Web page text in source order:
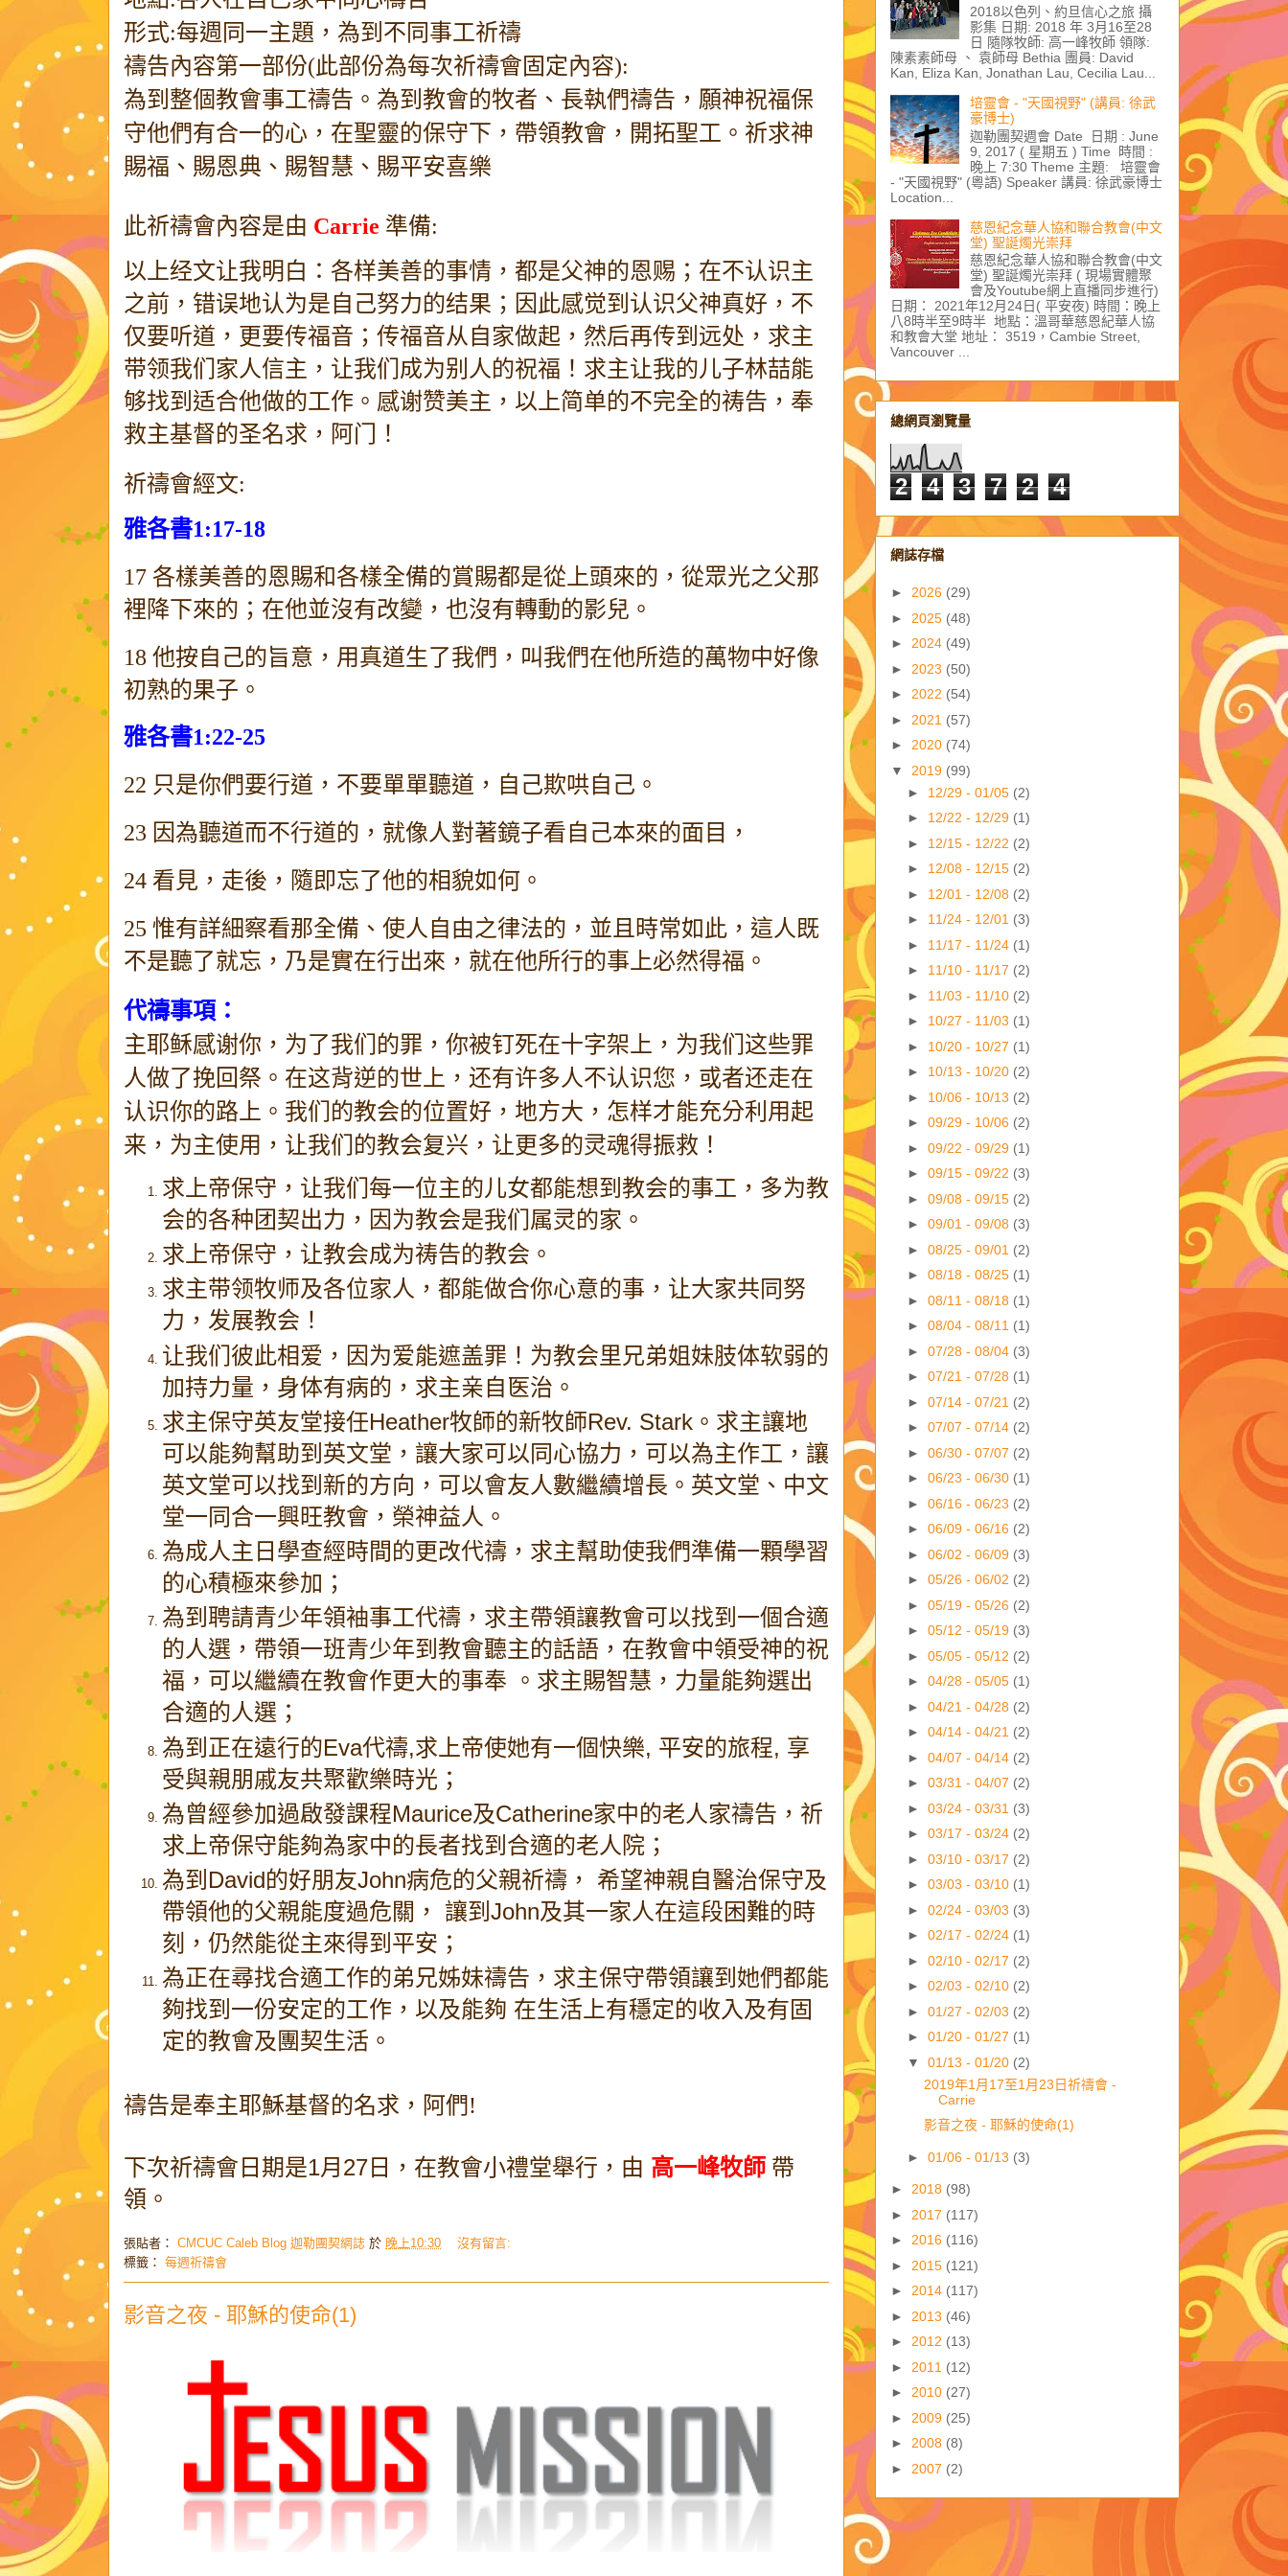
形式:每週同一主題，為到不同事工祈禱
禱告內容第一部份(此部份為每次祈禱會固定內容):
為到整個教會事工禱告。為到教會的牧者、長執們禱告，願神祝福保
守他們有合一的心，在聖靈的保守下，帶領教會，開拓聖工。祈求神
賜福、賜恩典、賜智慧、賜平安喜樂
此祈禱會內容是由 Carrie 準備:
以上经文让我明白：各样美善的事情，都是父神的恩赐；在不认识主
之前，错误地认为是自己努力的结果；因此感觉到认识父神真好，不
仅要听道，更要传福音；传福音从自家做起，然后再传到远处，求主
带领我们家人信主，让我们成为别人的祝福！求主让我的儿子林喆能
够找到适合他做的工作。感谢赞美主，以上简单的不完全的祷告，奉
救主基督的圣名求，阿门！
祈禱會經文:
雅各書1:17-18
17 各樣美善的恩賜和各樣全備的賞賜都是從上頭來的，從眾光之父那
裡降下來的；在他並沒有改變，也沒有轉動的影兒。
18 他按自己的旨意，用真道生了我們，叫我們在他所造的萬物中好像
初熟的果子。
雅各書1:22-25
22 只是你們要行道，不要單單聽道，自己欺哄自己。
23 因為聽道而不行道的，就像人對著鏡子看自己本來的面目，
24 看見，走後，隨即忘了他的相貌如何。
25 惟有詳細察看那全備、使人自由之律法的，並且時常如此，這人既
不是聽了就忘，乃是實在行出來，就在他所行的事上必然得福。
代禱事項：
主耶稣感谢你，为了我们的罪，你被钉死在十字架上，为我们这些罪
人做了挽回祭。在这背逆的世上，还有许多人不认识您，或者还走在
认识你的路上。我们的教会的位置好，地方大，怎样才能充分利用起
来，为主使用，让我们的教会复兴，让更多的灵魂得振救！
求上帝保守 ，让我们每一位主的儿女都能想到教会的事工，多为教
会的各种团契出力，因为教会是我们属灵的家。
求上帝保守 ，让教会成为祷告的教会。
求主带领牧师及各位家人，都能做合你心意的事，让大家共同努
力，发展教会！
让我们彼此相爱，因为爱能遮盖罪！为教会里兄弟姐妹肢体软弱的
加持力量，身体有病的，求主亲自医治。
求主保守英友堂接任Heather牧師的新牧師Rev. Stark。求主讓地
可以能夠幫助到英文堂，讓大家可以同心協力，可以為主作工，讓
英文堂可以找到新的方向，可以會友人數繼續增長。英文堂、中文
堂一同合一興旺教會，榮神益人。
為成人主日學查經時間的更改代禱，求主幫助使我們準備一顆學習
的心積極來參加；
為到聘請青少年領袖事工代禱，求主帶領讓教會可以找到一個合適
的人選，帶領一班青少年到教會聽主的話語，在教會中領受神的祝
福，可以繼續在教會作更大的事奉 。求主賜智慧，力量能夠選出
合適的人選；
為到正在遠行的Eva代禱,求上帝使她有一個快樂, 平安的旅程, 享
受與親朋戚友共聚歡樂時光；
為曾經參加過啟發課程Maurice及Catherine家中的老人家禱告，祈
求上帝保守能夠為家中的長者找到合適的老人院；
為到David的好朋友John病危的父親祈禱， 希望神親自醫治保守及
帶領他的父親能度過危關， 讓到John及其一家人在這段困難的時
刻，仍然能從主來得到平安；
為正在尋找合適工作的弟兄姊妹禱告，求主保守帶領讓到她們都能
夠找到一份安定的工作，以及能夠 在生活上有穩定的收入及有固
定的教會及團契生活。
禱告是奉主耶穌基督的名求，阿們!
下次祈禱會日期是1月27日，在教會小禮堂舉行，由 高一峰牧師 帶
領。
張貼者： CMCUC Caleb Blog 迦勒團契網誌 於 晚上10:30
沒有留言:
標籤： 每週祈禱會
影音之夜 - 耶穌的使命(1)
2018以色列、約旦信心之旅 攝
影集 日期: 2018 年 3月16至28
日 隨隊牧師: 高一峰牧師 領隊:
陳素素師母 、 袁師母 Bethia 團員: David
Kan, Eliza Kan, Jonathan Lau, Cecilia Lau...
培靈會 - "天國視野" (講員: 徐武
豪博士)
迦勒團契週會 Date 日期 : June
9, 2017 ( 星期五 ) Time 時間 :
晚上 7:30 Theme 主題: 培靈會
- "天國視野" (粵語) Speaker 講員: 徐武豪博士
Location...
慈恩紀念華人協和聯合教會(中文
堂) 聖誕燭光崇拜
慈恩紀念華人協和聯合教會(中文
堂) 聖誕燭光崇拜 ( 現場實體聚
會及Youtube網上直播同步進行)
日期： 2021年12月24日( 平安夜) 時間：晚上
八8時半至9時半 地點：溫哥華慈恩紀華人協
和教會大堂 地址： 3519，Cambie Street,
Vancouver ...
總網頁瀏覽量
2 4 3 7 2 4
網誌存檔
► 2026 (29)
► 2025 (48)
► 2024 (49)
► 2023 (50)
► 2022 (54)
► 2021 (57)
► 2020 (74)
▼ 2019 (99)
► 12/29 - 01/05 (2)
► 12/22 - 12/29 (1)
► 12/15 - 12/22 (2)
► 12/08 - 12/15 (2)
► 12/01 - 12/08 (2)
► 11/24 - 12/01 (3)
► 11/17 - 11/24 (1)
► 11/10 - 11/17 (2)
► 11/03 - 11/10 (2)
► 10/27 - 11/03 (1)
► 10/20 - 10/27 (1)
► 10/13 - 10/20 (2)
► 10/06 - 10/13 (2)
► 09/29 - 10/06 (2)
► 09/22 - 09/29 (1)
► 09/15 - 09/22 (3)
► 09/08 - 09/15 (2)
► 09/01 - 09/08 (3)
► 08/25 - 09/01 (2)
► 08/18 - 08/25 (1)
► 08/11 - 08/18 (1)
► 08/04 - 08/11 (1)
► 07/28 - 08/04 (3)
► 07/21 - 07/28 (1)
► 07/14 - 07/21 (2)
► 07/07 - 07/14 (2)
► 06/30 - 07/07 (2)
► 06/23 - 06/30 (1)
► 06/16 - 06/23 (2)
► 06/09 - 06/16 (2)
► 06/02 - 06/09 (3)
► 05/26 - 06/02 (2)
► 05/19 - 05/26 (2)
► 05/12 - 05/19 (3)
► 05/05 - 05/12 (2)
► 04/28 - 05/05 (1)
► 04/21 - 04/28 (2)
► 04/14 - 04/21 (2)
► 04/07 - 04/14 (2)
► 03/31 - 04/07 (2)
► 03/24 - 03/31 (3)
► 03/17 - 03/24 (2)
► 03/10 - 03/17 (2)
► 03/03 - 03/10 (1)
► 02/24 - 03/03 (3)
► 02/17 - 02/24 (1)
► 02/10 - 02/17 (2)
► 02/03 - 02/10 (2)
► 01/27 - 02/03 (2)
► 01/20 - 01/27 (1)
▼ 01/13 - 01/20 (2)
2019年1月17至1月23日祈禱會 -
Carrie
影音之夜 - 耶穌的使命(1)
► 01/06 - 01/13 (3)
► 2018 (98)
► 2017 (117)
► 2016 (116)
► 2015 (121)
► 2014 (117)
► 2013 (46)
► 2012 (13)
► 2011 (12)
► 2010 (27)
► 2009 (25)
► 2008 (8)
► 2007 (2)